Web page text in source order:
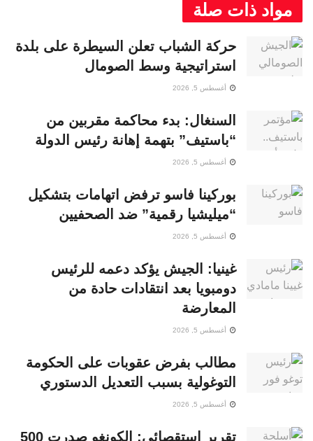
مواد ذات صلة
حركة الشباب تعلن السيطرة على بلدة
استراتيجية وسط الصومال
أغسطس 5, 2026
السنغال: بدء محاكمة مقربين من
“باستيف” بتهمة إهانة رئيس الدولة
أغسطس 5, 2026
بوركينا فاسو ترفض اتهامات بتشكيل
“ميليشيا رقمية” ضد الصحفيين
أغسطس 5, 2026
غينيا: الجيش يؤكد دعمه للرئيس
دومبويا بعد انتقادات حادة من
المعارضة
أغسطس 5, 2026
مطالب بفرض عقوبات على الحكومة
التوغولية بسبب التعديل الدستوري
أغسطس 5, 2026
تقرير استقصائي: الكونغو صدرت 500